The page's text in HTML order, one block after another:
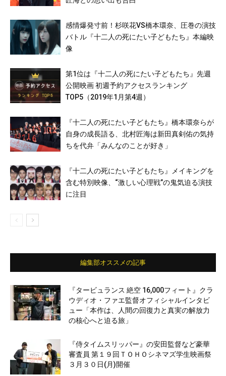
感情爆発寸前！杉咲花VS橋本環奈、圧巻の演技
バトル『十二人の死にたい子どもたち』本編映
像
第1位は『十二人の死にたい子どもたち』先週
公開映画 初週予約アクセスランキング
TOP5（2019年1月第4週）
『十二人の死にたい子どもたち』橋本環奈らが
自身の成長語る、北村匠海は新田真剣佑の気持
ちを代弁「みんなのことが好き」
『十二人の死にたい子どもたち』メイキングを
含む特別映像、“激しい心理戦”の鬼気迫る演技
に注目
編集部オススメの記事
『タービュランス 絶空 16,000フィート』クラ
ウディオ・ファエ監督オフィシャルインタビ
ュー「本作は、人間の回復力と真実の解放力
の核心へと迫る旅」
『侍タイムスリッパー』の安田監督など豪華
審査員 第１９回ＴＯＨＯシネマズ学生映画祭
３月３０日(月)開催